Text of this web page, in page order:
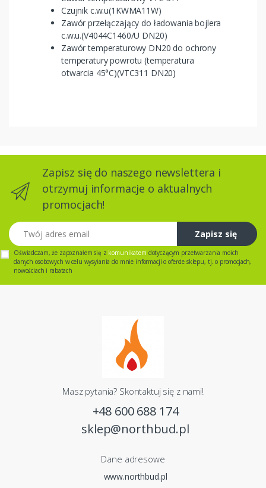
Czujnik c.w.u(1KWMA11W)
Zawór przełączający do ładowania bojlera
c.w.u.(V4044C1460/U DN20)
Zawór temperaturowy DN20 do ochrony
temperatury powrotu (temperatura
otwarcia 45°C)(VTC311 DN20)
Zapisz się do naszego newslettera i
otrzymuj informacje o aktualnych
promocjach!
Twój adres email
Zapisz się
Oświadczam, że zapoznałem się z komunikatem dotyczącym przetwarzania moich
danych osobowych w celu wysyłania do mnie informacji o ofercie sklepu, tj. o promocjach,
nowościach i rabatach
Masz pytania? Skontaktuj się z nami!
+48 600 688 174
sklep@northbud.pl
Dane adresowe
www.northbud.pl